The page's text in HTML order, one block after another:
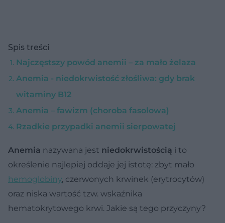
Spis treści
Najczęstszy powód anemii – za mało żelaza
Anemia - niedokrwistość złośliwa: gdy brak
witaminy B12
Anemia – fawizm (choroba fasolowa)
Rzadkie przypadki anemii sierpowatej
Anemia nazywana jest niedokrwistością i to
określenie najlepiej oddaje jej istotę: zbyt mało
hemoglobiny, czerwonych krwinek (erytrocytów)
oraz niska wartość tzw. wskaźnika
hematokrytowego krwi. Jakie są tego przyczyny?